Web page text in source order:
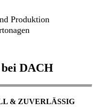
Produktion
DACH
& ZUVERLÄSSIG